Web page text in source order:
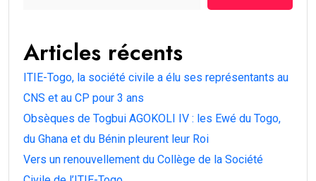
Articles récents
ITIE-Togo, la société civile a élu ses représentants au
CNS et au CP pour 3 ans
Obsèques de Togbui AGOKOLI IV : les Ewé du Togo,
du Ghana et du Bénin pleurent leur Roi
Vers un renouvellement du Collège de la Société